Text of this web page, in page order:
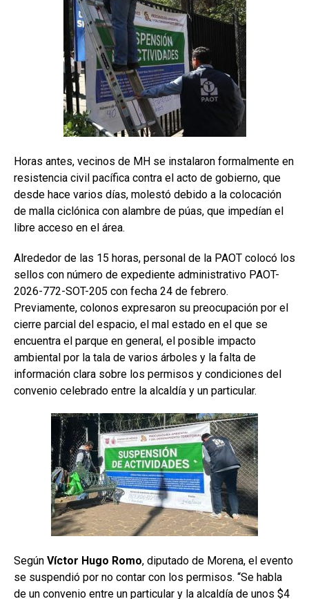
Horas antes, vecinos de MH se instalaron formalmente en
resistencia civil pacífica contra el acto de gobierno, que
desde hace varios días, molestó debido a la colocación
de malla ciclónica con alambre de púas, que impedían el
libre acceso en el área.
Alrededor de las 15 horas, personal de la PAOT colocó los
sellos con número de expediente administrativo PAOT-
2026-772-SOT-205 con fecha 24 de febrero.
Previamente, colonos expresaron su preocupación por el
cierre parcial del espacio, el mal estado en el que se
encuentra el parque en general, el posible impacto
ambiental por la tala de varios árboles y la falta de
información clara sobre los permisos y condiciones del
convenio celebrado entre la alcaldía y un particular.
Según Víctor Hugo Romo, diputado de Morena, el evento
se suspendió por no contar con los permisos. “Se habla
de un convenio entre un particular y la alcaldía de unos $4